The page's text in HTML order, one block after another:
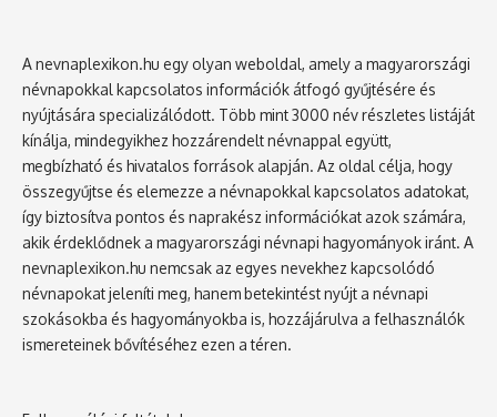
A nevnaplexikon.hu egy olyan weboldal, amely a magyarországi
névnapokkal kapcsolatos információk átfogó gyűjtésére és
nyújtására specializálódott. Több mint 3000 név részletes listáját
kínálja, mindegyikhez hozzárendelt névnappal együtt,
megbízható és hivatalos források alapján. Az oldal célja, hogy
összegyűjtse és elemezze a névnapokkal kapcsolatos adatokat,
így biztosítva pontos és naprakész információkat azok számára,
akik érdeklődnek a magyarországi névnapi hagyományok iránt. A
nevnaplexikon.hu nemcsak az egyes nevekhez kapcsolódó
névnapokat jeleníti meg, hanem betekintést nyújt a névnapi
szokásokba és hagyományokba is, hozzájárulva a felhasználók
ismereteinek bővítéséhez ezen a téren.